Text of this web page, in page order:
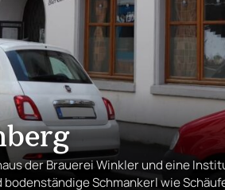
der Brauerei Winkler und eine
Schmankerl wie